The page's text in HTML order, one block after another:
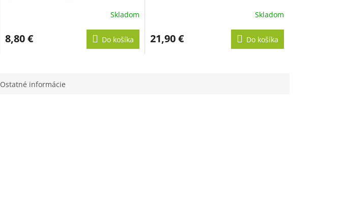
Skladom
8,80 € Do košíka
Skladom
21,90 € Do košíka
Ostatné informácie